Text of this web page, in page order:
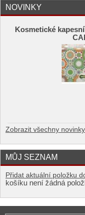
NOVINKY
Kosmetické
Zobrazit všechny
MŮJ SEZNAM
Přidat aktuální položku
košíku není žádná